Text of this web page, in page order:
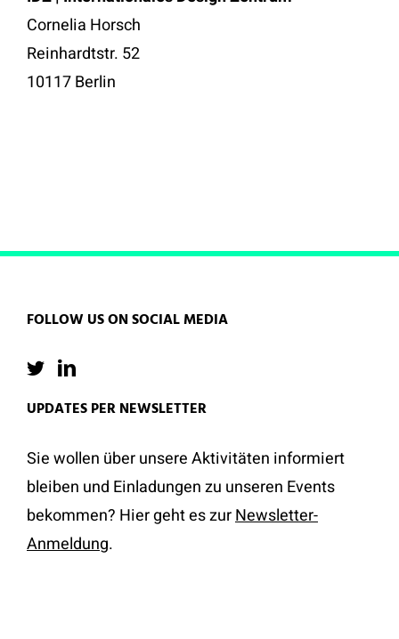
Cornelia Horsch
Reinhardtstr. 52
10117 Berlin
FOLLOW US ON SOCIAL MEDIA
UPDATES PER NEWSLETTER
Sie wollen über unsere Aktivitäten informiert
bleiben und Einladungen zu unseren Events
bekommen? Hier geht es zurNewsletter-
Anmeldung.